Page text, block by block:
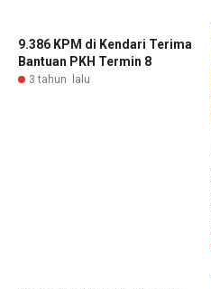
9.386 KPM di Kendari Terima
Bantuan PKH Termin 8
3 tahun lalu